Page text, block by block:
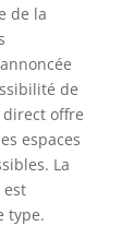
de la
de
offre
espaces
La
est
type.